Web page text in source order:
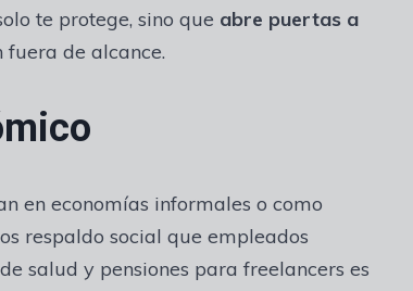
te protege, sino que abre puertas a
de alcance.
en economías informales o como
respaldo social que empleados
salud y pensiones para freelancers es